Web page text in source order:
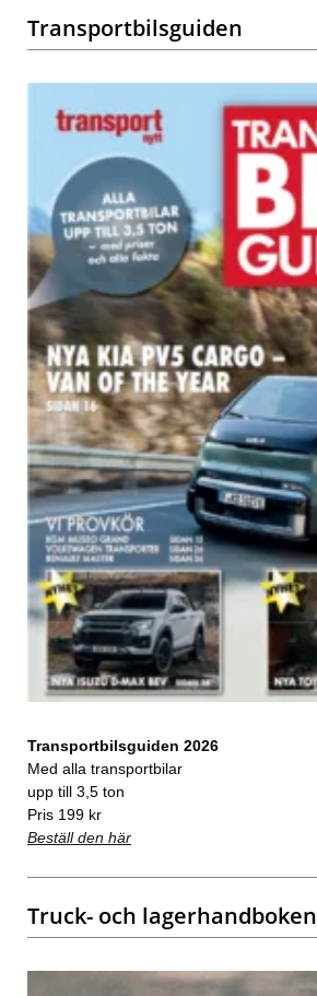
Transportbilsguiden
Transportbilsguiden 2026
Med alla transportbilar
upp till 3,5 ton
Pris 199 kr
Beställ den här
Truck- och lagerhandboken